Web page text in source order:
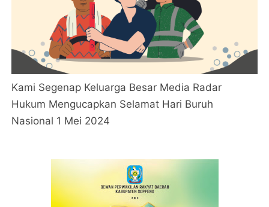
Kami Segenap Keluarga Besar Media Radar
Hukum Mengucapkan Selamat Hari Buruh
Nasional 1 Mei 2024